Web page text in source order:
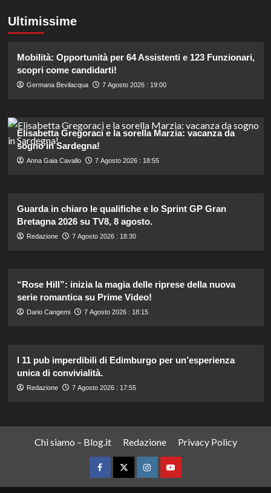
Ultimissime
Mobilità: Opportunità per 64 Assistenti e 123 Funzionari,
scopri come candidarti!
Germana Bevilacqua 7 Agosto 2026 : 19:00
Elisabetta Gregoraci e la sorella Marzia: vacanza da
sogno in Sardegna!
Anna Gaia Cavallo 7 Agosto 2026 : 18:55
Guarda in chiaro le qualifiche e lo Sprint GP Gran
Bretagna 2026 su TV8, 8 agosto.
Redazione 7 Agosto 2026 : 18:30
“Rose Hill”: inizia la magia delle riprese della nuova
serie romantica su Prime Video!
Dario Cangemi 7 Agosto 2026 : 18:15
I 11 pub imperdibili di Edimburgo per un’esperienza
unica di convivialità.
Redazione 7 Agosto 2026 : 17:55
Chi siamo – Blog.it Redazione Privacy Policy
FacebookTwitterInstagramYouTube